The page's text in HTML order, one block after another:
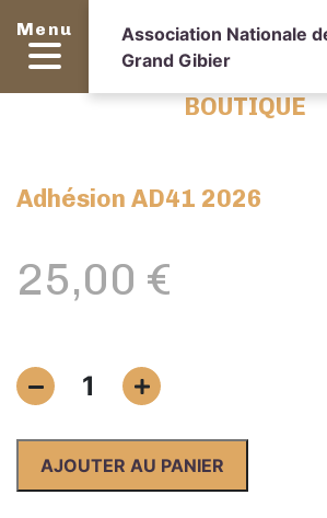
Menu
Association Nationale
Grand Gibier
BOUTIQUE
Adhésion AD41 2026
25,00 €
quantité
de
AD41
2026
1
AJOUTER AU PANIER